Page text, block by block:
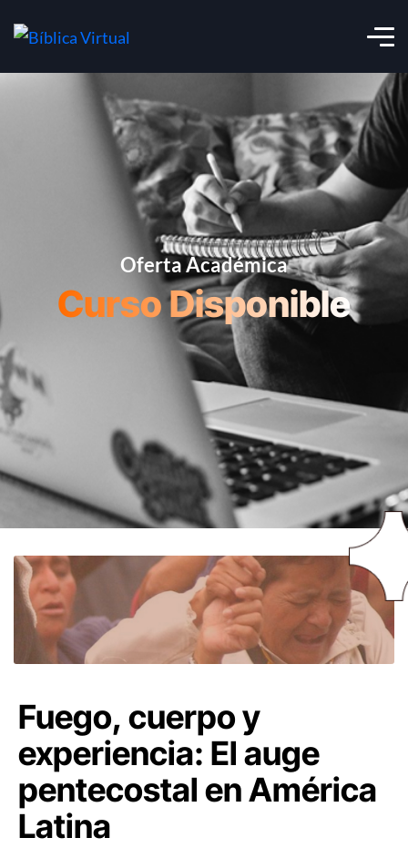
Oferta Académica
Curso Disponible
Fuego, cuerpo y
experiencia: El auge
pentecostal en América
Latina